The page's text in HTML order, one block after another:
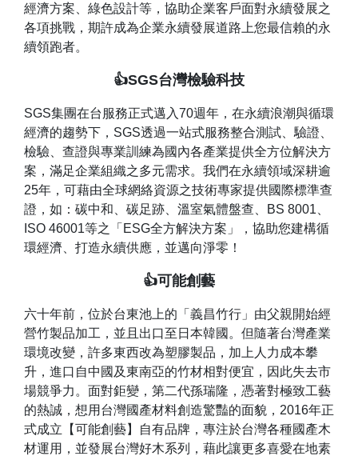
經濟方案、綠色設計等，協助企業客戶面對永續發展之
各項挑戰，期許成為企業永續發展道路上您最信賴的永
續領跑者。
👍SGS台灣檢驗科技
SGS集團在台服務正式邁入70週年，在永續浪潮與循環
經濟的趨勢下，SGS透過一站式服務整合測試、驗證、
檢驗、查證與專業訓練為國內各產業提供全方位解決方
案，滿足企業組織之多元需求。我們在永續領域深耕逾
25年，可藉由全球網絡資源之技術專家提供國際標準查
證，如：碳中和、碳足跡、溫室氣體盤查、BS 8001、
ISO 46001等之「ESG全方解決方案」，協助您建構循
環經濟、打造永續供應，並邁向淨零！
👍可能創藝
六十年前，位於台東池上的「義昌竹行」由父親開始經
營竹製品加工，並且出口至日本韓國。但隨著台灣產業
環境改變，許多東西改為塑膠製品，加上人力成本攀
升，進口自中國及東南亞的竹材相對便宜，因此失去市
場競爭力。面對鉅變，第二代孫瑞隆，憑著對極致工藝
的熱誠，想用台灣國產材料創造驚豔的面貌，2016年正
式成立【可能創藝】自有品牌，專注於台灣各種國產木
材運用，並發展台灣好木系列，藉此讓更多喜愛在地素